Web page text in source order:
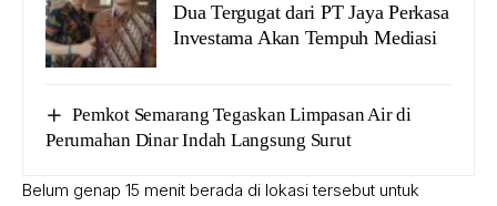
Dua Tergugat dari PT Jaya Perkasa
Investama Akan Tempuh Mediasi
Pemkot Semarang Tegaskan Limpasan Air di
Perumahan Dinar Indah Langsung Surut
Belum genap 15 menit berada di lokasi tersebut untuk